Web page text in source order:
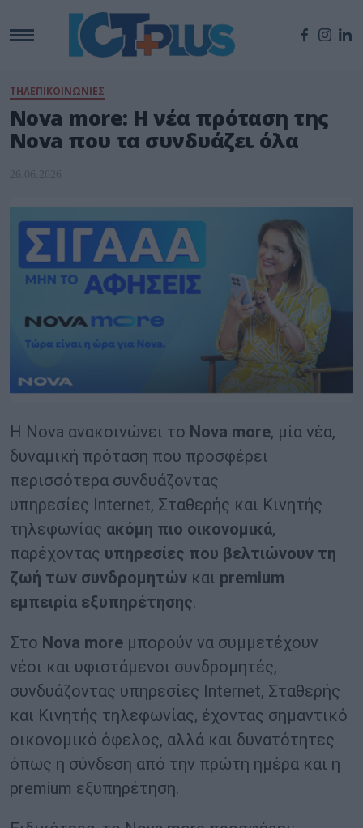
ΤΗΛΕΠΙΚΟΙΝΩΝΙΕΣ
Nova more: Η νέα πρόταση της
Nova που τα συνδυάζει όλα
26.06.2026
Η Nova ανακοινώνει το Nova more, μία νέα,
δυναμική πρόταση που προσφέρει
περισσότερα συνδυάζοντας
υπηρεσίες Internet, Σταθερής και Κινητής
τηλεφωνίας ακόμη πιο οικονομικά,
παρέχοντας υπηρεσίες που βελτιώνουν τη
ζωή των συνδρομητών και premium
εμπειρία εξυπηρέτησης.
Στο Nova more μπορούν να συμμετέχουν
νέοι και υφιστάμενοι συνδρομητές,
συνδυάζοντας υπηρεσίες Internet, Σταθερής
και Κινητής τηλεφωνίας, έχοντας σημαντικό
οικονομικό όφελος, αλλά και δυνατότητες
όπως η σύνδεση από την πρώτη ημέρα και η
premium εξυπηρέτηση.